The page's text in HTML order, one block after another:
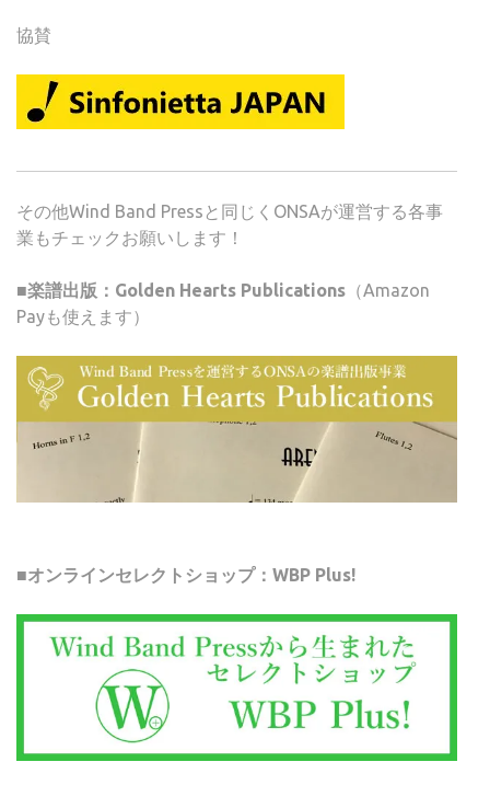
協賛
その他Wind Band Pressと同じくONSAが運営する各事
業もチェックお願いします！
■楽譜出版：Golden Hearts Publications （Amazon
Payも使えます）
■オンラインセレクトショップ：WBP Plus!